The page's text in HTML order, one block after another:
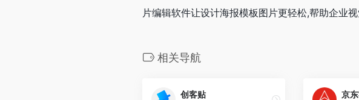
片编辑软件让设计海报模板图片更轻松,帮助企业视
相关导航
创客贴 京